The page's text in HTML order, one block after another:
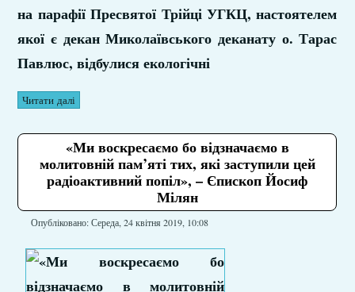
на парафії Пресвятої Трійці УГКЦ, настоятелем
якої є декан Миколаївського деканату о. Тарас
Павлюс, відбулися екологічні
Читати далі
«Ми воскресаємо бо відзначаємо в
молитовній пам’яті тих, які заступили цей
радіоактивний попіл», – Єпископ Йосиф
Мілян
Опубліковано: Середа, 24 квітня 2019, 10:08